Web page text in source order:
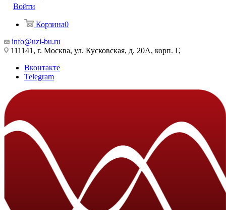
Войти
Корзина0
info@uzi-bu.ru
111141, г. Москва, ул. Кусковская, д. 20А, корп. Г,
Вконтакте
Telegram